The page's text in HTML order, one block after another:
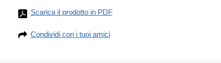
Scarica il prodotto in PDF
Condividi con i tuoi amici